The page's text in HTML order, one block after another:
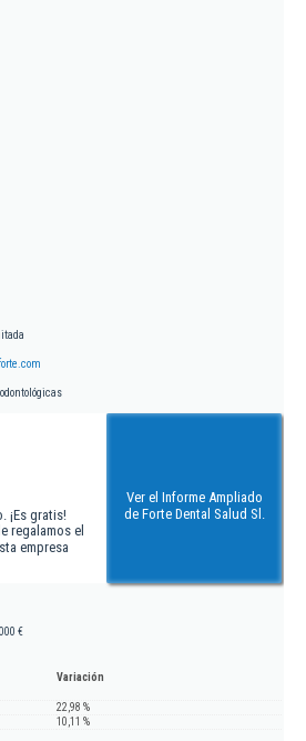
¡Es gratis!
regalamos el
empresa
Ver el Informe Ampliado
de Forte Dental Salud Sl.
€
Variación
22,98 %
10,11 %